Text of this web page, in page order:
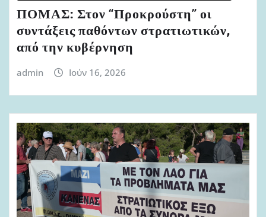
ΠΟΜΑΣ: Στον “Προκρούστη” οι
συντάξεις παθόντων στρατιωτικών,
από την κυβέρνηση
admin Ιούν 16, 2026